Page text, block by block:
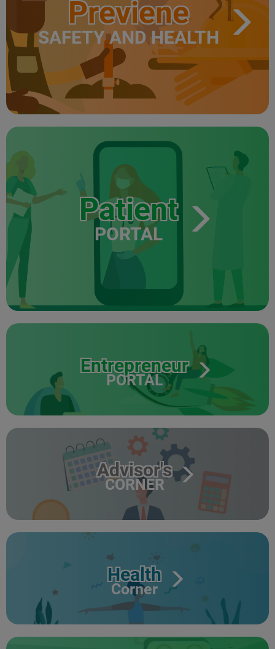
Previene
SAFETY AND HEALTH
Patient
PORTAL
Entrepreneur
PORTAL
Advisor's
CORNER
Health
Corner